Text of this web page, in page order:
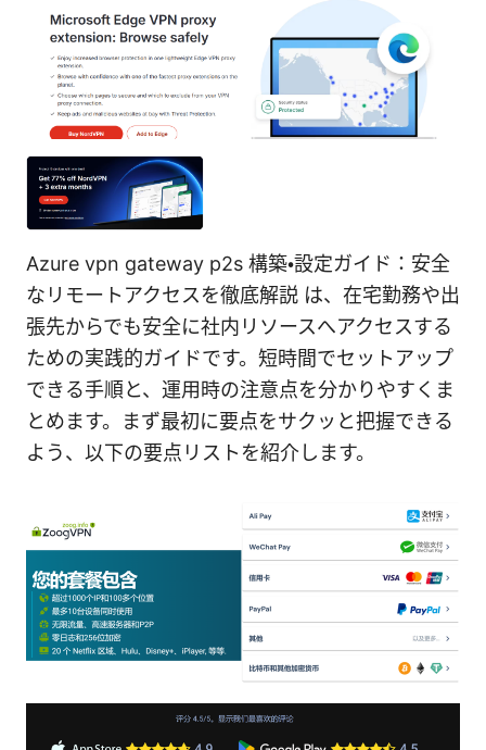
Azure vpn gateway p2s 構築・設定ガイド：安全
なリモートアクセスを徹底解説 は、在宅勤務や出
張先からでも安全に社内リソースへアクセスする
ための実践的ガイドです。短時間でセットアップ
できる手順と、運用時の注意点を分かりやすくま
とめます。まず最初に要点をサクッと把握できる
よう、以下の要点リストを紹介します。